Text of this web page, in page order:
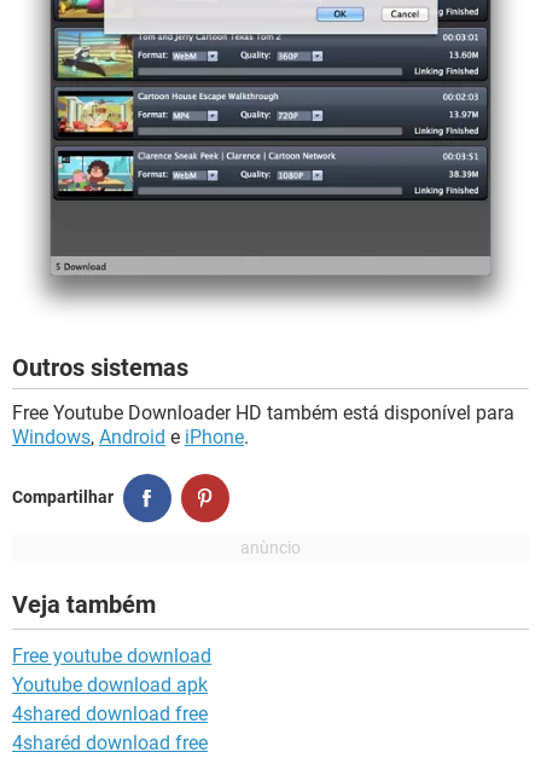
Outros sistemas
Free Youtube Downloader HD também está disponível para
Windows, Android e iPhone.
Compartilhar
Veja também
Free youtube download
Youtube download apk
4shared download free
4sharéd download free